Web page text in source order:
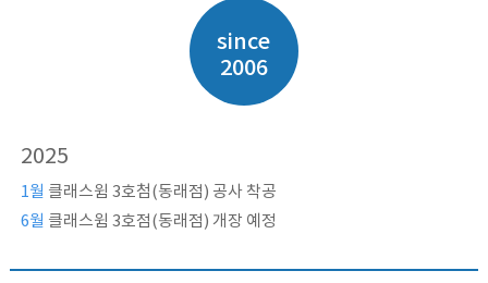
since
2006
2025
1월 클래스윔 3호첨(동래점) 공사 착공
6월 클래스윔 3호점(동래점) 개장 예정